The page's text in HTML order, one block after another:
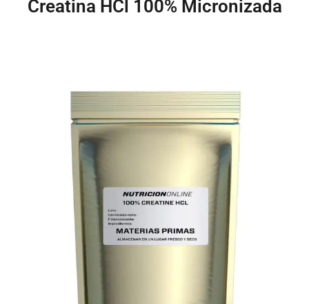
Creatina HCl 100% Micronizada